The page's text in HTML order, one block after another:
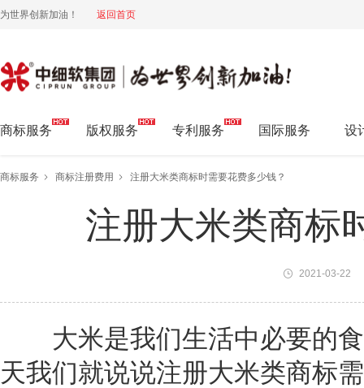
为世界创新加油！ 返回首页
中细软集团 为世界创新加油!
商标服务 版权服务 专利服务 国际服务 设
商标服务 商标注册费用 注册大米类商标时需要花费多少钱？
注册大米类商标
2021-03-22
大米是我们生活中必要的食
天我们就说说注册大米类商标